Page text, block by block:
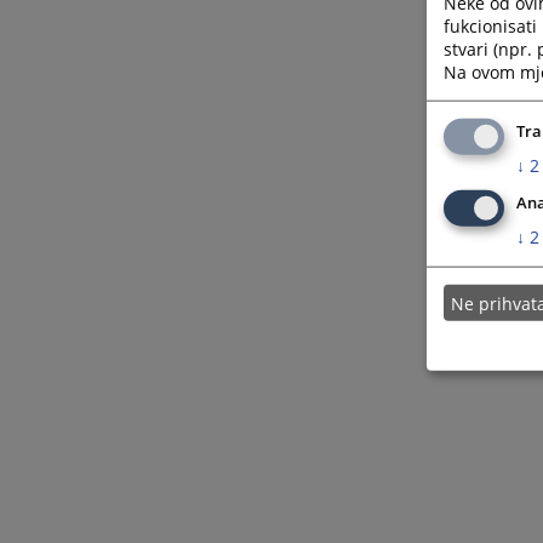
fukcionisati
stvari (npr.
Na ovom
↓ 2
↓ 2
Ne